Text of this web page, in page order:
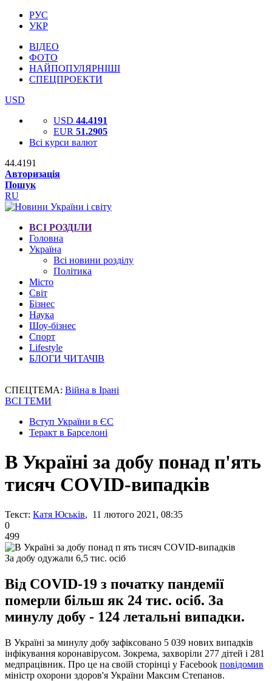
РУС
УКР
ВІДЕО
ФОТО
НАЙПОПУЛЯРНІШІ
СПЕЦПРОЕКТИ
USD
USD 44.4191
EUR 51.2905
Всі курси валют
44.4191
Авторизація
Пошук
RU
ВСІ РОЗДІЛИ
Головна
Україна
Всі новини розділу
Політика
Місто
Світ
Бізнес
Наука
Шоу-бізнес
Спорт
Lifestyle
БЛОГИ ЧИТАЧІВ
СПЕЦТЕМА: Війна в Ірані
ВСІ ТЕМИ
Вступ України в ЄС
Теракт в Барселоні
В Україні за добу понад п'ять
тисяч COVID-випадків
Текст: Катя Юськів, 11 лютого 2021, 08:35
0
499
За добу одужали 6,5 тис. осіб
Від COVID-19 з початку пандемії
померли більш як 24 тис. осіб. За
минулу добу - 124 летальні випадки.
В Україні за минулу добу зафіксовано 5 039 нових випадків
інфікування коронавірусом. Зокрема, захворіли 277 дітей і 281
медпрацівник. Про це на своїй сторінці у Facebook повідомив
міністр охорони здоров'я України Максим Степанов.